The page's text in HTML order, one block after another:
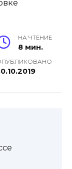
НА ЧТЕНИЕ
8 мин.